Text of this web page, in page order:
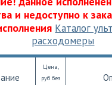
и недоступно к
Каталог
расходомеры
Цена,
руб без